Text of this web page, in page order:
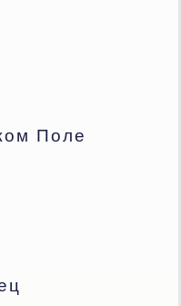
Поле